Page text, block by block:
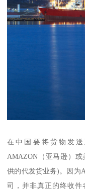
在中国要将货物发
AMAZON（亚马逊）或
供的代发货业务)。因为
司，并非真正的终收